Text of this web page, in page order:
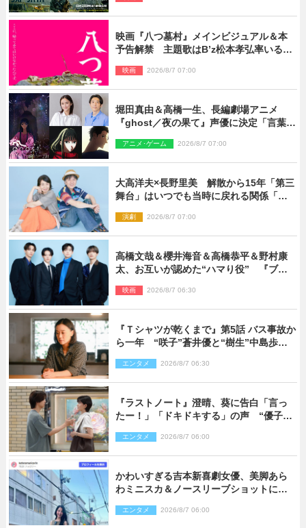
結！
映画『八つ墓村』メインビジュアル＆本
予告解禁 主題歌はB’z松本孝弘率いる
映画 2026/8/7 07:00
堀田真由＆高橋一生、長編劇場アニメ
『ghost／夜の果て』声優に決定「言葉に
た」
アニメ･ゲーム 2026/8/7 07:00
大高洋夫×長野里美 解散から15年「第三
舞台」はいつでも当時に戻れる関係「や
演劇 2026/8/7 07:00
高橋文哉＆櫻井海音＆高橋恭平＆野村康
太、お互いが認めた“ハマり役” 『ブル
映画 2026/8/7 06:30
『Ｔシャツが乾くまで』第5話 バス事故か
ら一年 “咲子”蒼井優と“樹生”中島歩は
エンタメ 2026/8/7 06:30
『ラストノート』澄晴、葵に告白「言っ
たー！」「ドキドキする」の声 “優子劇
エンタメ 2026/8/7 06:00
かわいすぎる吉本新喜劇女優、美脚あら
わミニスカ＆ノースリーブショットに反
エンタメ 2026/8/7 06:00